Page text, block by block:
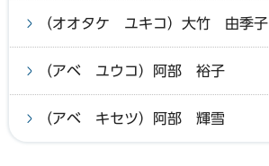
（オオタケ ユキコ）大竹 由季子
（アベ ユウコ）阿部 裕子
（アベ キセツ）阿部 輝雪